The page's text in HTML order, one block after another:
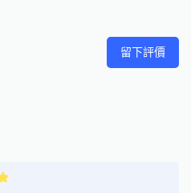
留下評價